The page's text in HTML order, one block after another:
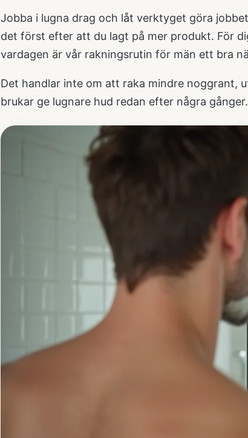
Jobba i lugna drag och låt verktyget göra
det först efter att du lagt på mer produkt. För
vardagen är vår rakningsrutin för män ett bra
Det handlar inte om att raka mindre noggrant,
brukar ge lugnare hud redan efter några gånger.